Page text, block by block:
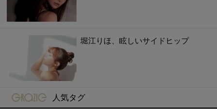
堀江りほ、眩しいサイドヒップ
gravure-grazie
人気タグ